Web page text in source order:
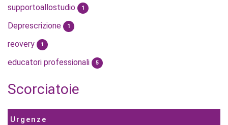
supportoallostudio 1
Deprescrizione 1
reovery 1
educatori professionali 5
Scorciatoie
Urgenze